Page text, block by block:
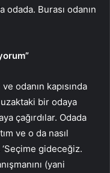
odada. Burası odanın
odanın kapısında
bir odaya
çağırdılar. Odada
ve o da nasıl
gideceğiz.
(yani